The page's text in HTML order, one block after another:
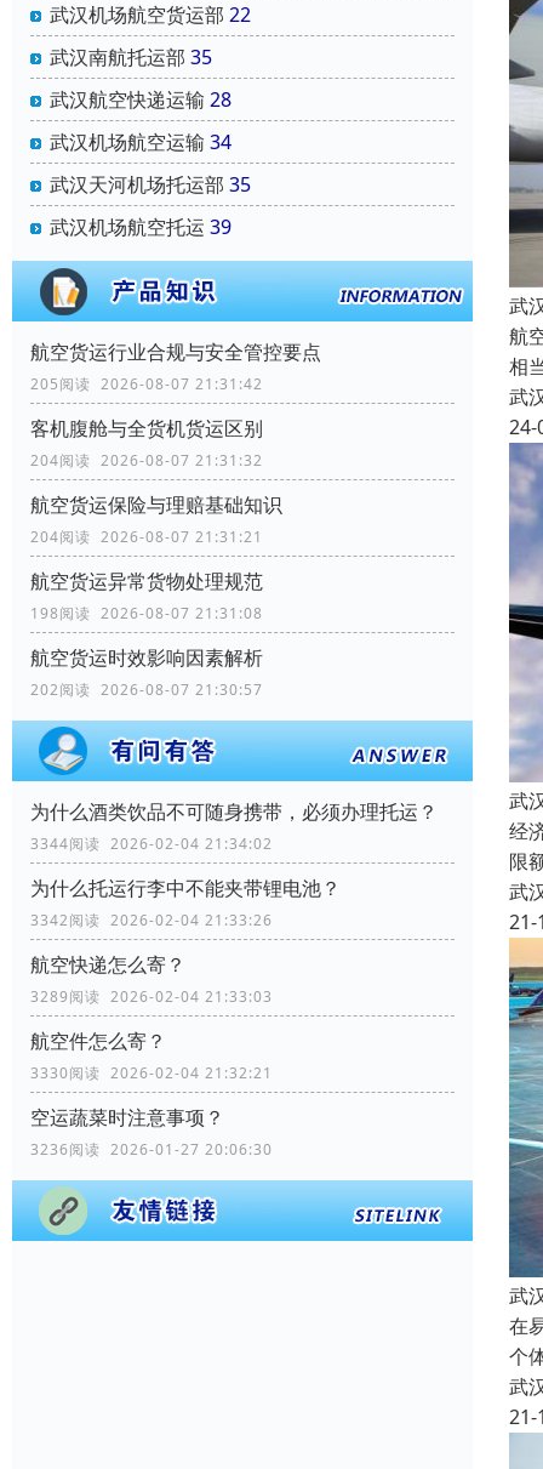
武汉机场航空货运部 22
武汉南航托运部 35
武汉航空快递运输 28
武汉机场航空运输 34
武汉天河机场托运部 35
武汉机场航空托运 39
航空货运行业合规与安全管控要点
205阅读 2026-08-07 21:31:42
客机腹舱与全货机货运区别
204阅读 2026-08-07 21:31:32
航空货运保险与理赔基础知识
204阅读 2026-08-07 21:31:21
航空货运异常货物处理规范
198阅读 2026-08-07 21:31:08
航空货运时效影响因素解析
202阅读 2026-08-07 21:30:57
为什么酒类饮品不可随身携带，必须办理托运？
3344阅读 2026-02-04 21:34:02
为什么托运行李中不能夹带锂电池？
3342阅读 2026-02-04 21:33:26
航空快递怎么寄？
3289阅读 2026-02-04 21:33:03
航空件怎么寄？
3330阅读 2026-02-04 21:32:21
空运蔬菜时注意事项？
3236阅读 2026-01-27 20:06:30
武
航
相
武
24-
武
经
限
武
21-
武
在
个
武
21-